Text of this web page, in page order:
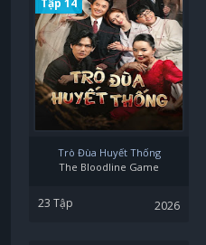
Tập 14
Trò Đùa Huyết Thống
The Bloodline Game
23 Tập 2026